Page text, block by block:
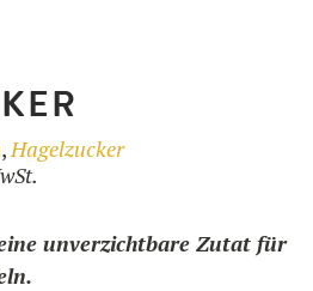
Zutaten
,Hagelzucker
unverzichtbare Zutat für